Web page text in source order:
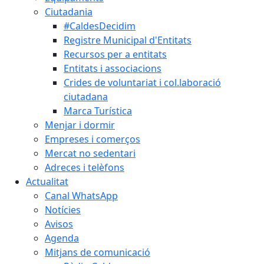
Ciutadania
#CaldesDecidim
Registre Municipal d'Entitats
Recursos per a entitats
Entitats i associacions
Crides de voluntariat i col.laboració
ciutadana
Marca Turística
Menjar i dormir
Empreses i comerços
Mercat no sedentari
Adreces i telèfons
Actualitat
Canal WhatsApp
Notícies
Avisos
Agenda
Mitjans de comunicació